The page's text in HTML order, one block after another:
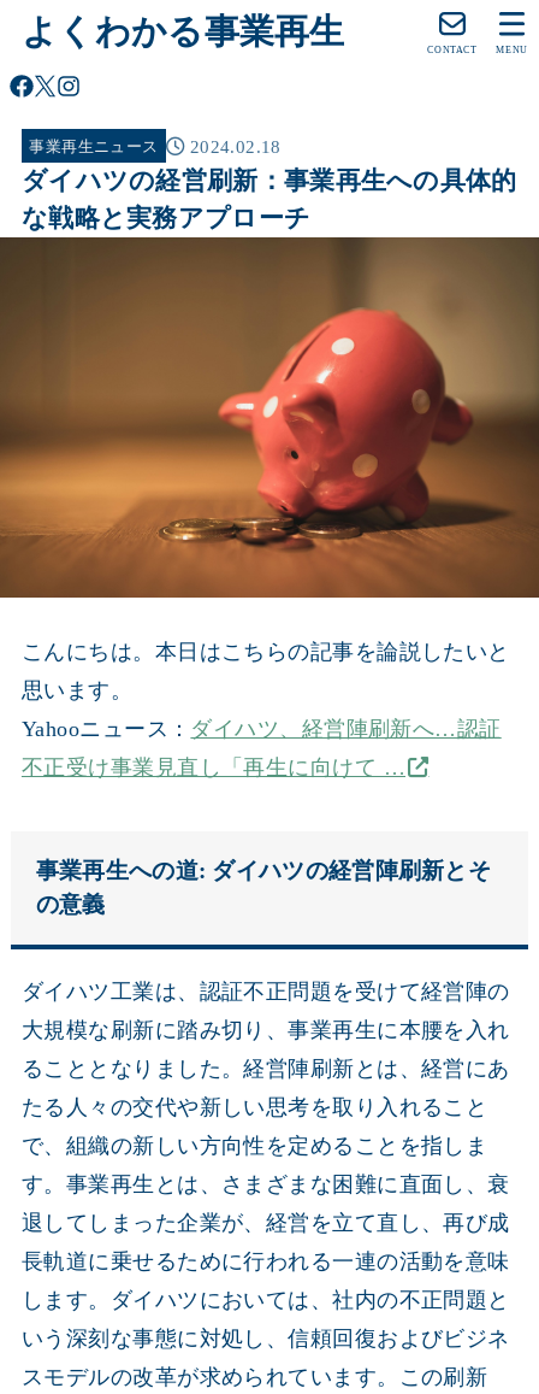
よくわかる事業再生 CONTACT MENU
事業再生ニュース 2024.02.18
ダイハツの経営刷新：事業再生への具体的
な戦略と実務アプローチ
こんにちは。本日はこちらの記事を論説したいと
思います。
Yahooニュース： ダイハツ、経営陣刷新へ…認証
不正受け事業見直し「再生に向けて …
事業再生への道: ダイハツの経営陣刷新とそ
の意義
ダイハツ工業は、認証不正問題を受けて経営陣の
大規模な刷新に踏み切り、事業再生に本腰を入れ
ることとなりました。経営陣刷新とは、経営にあ
たる人々の交代や新しい思考を取り入れること
で、組織の新しい方向性を定めることを指しま
す。事業再生とは、さまざまな困難に直面し、衰
退してしまった企業が、経営を立て直し、再び成
長軌道に乗せるために行われる一連の活動を意味
します。ダイハツにおいては、社内の不正問題と
いう深刻な事態に対処し、信頼回復およびビジネ
スモデルの改革が求められています。この刷新